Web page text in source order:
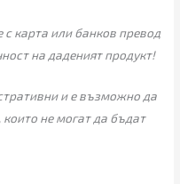
карта или банков превод
на даденият продукт!
и е възможно да
не могат да бъдат